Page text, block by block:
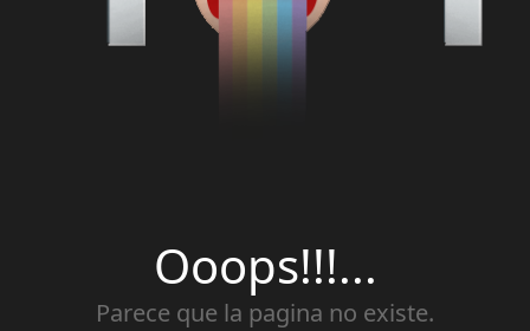
Ooops!!!...
Parece que la pagina no existe.